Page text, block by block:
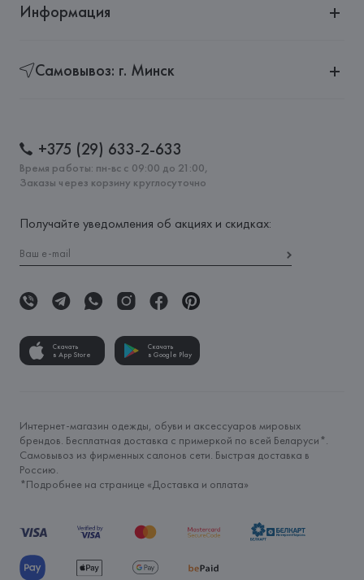
Информация
Самовывоз: г. Минск
+375 (29) 633-2-633
Время работы: пн-вс с 09:00 до 21:00,
Заказы через корзину круглосуточно
Получайте уведомления об акциях и скидках:
Скачать
в App Store
Скачать
в Google Play
Интернет-магазин одежды, обуви и аксессуаров мировых
брендов. Бесплатная доставка с примеркой по всей Беларуси*.
Самовывоз из фирменных салонов сети. Быстрая доставка в
Россию.
*Подробнее на странице «Доставка и оплата»